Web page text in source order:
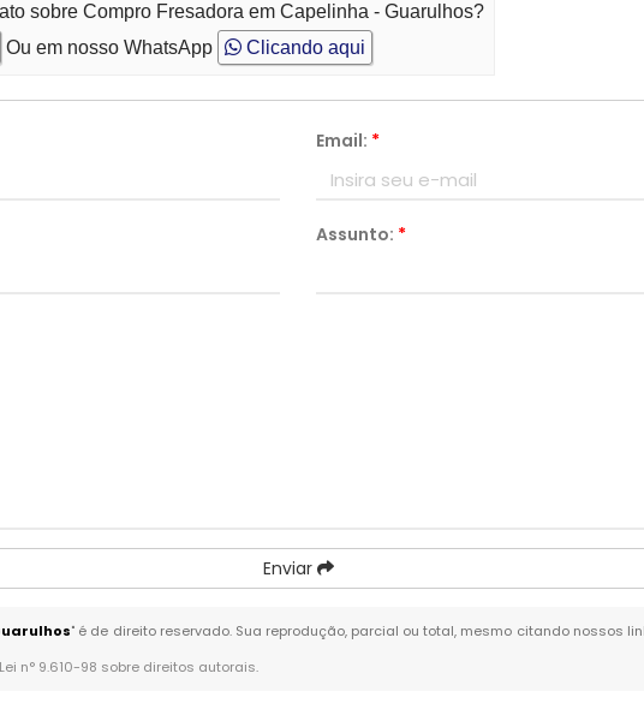
sobre Compro Fresadora em Capelinha - Guarulhos?
Ou em nosso WhatsApp Clicando aqui
Email: *
Assunto: *
Enviar
" é de direito reservado. Sua reprodução, parcial ou total, mesmo citando nossos
Lei n° 9.610-98 sobre direitos autorais.